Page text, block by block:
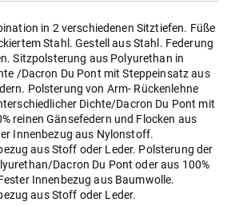
in 2 verschiedenen Sitztiefen. Füße
Stahl. Gestell aus Stahl. Federung
Sitzpolsterung aus Polyurethan in
/Dacron Du Pont mit Steppeinsatz aus
Polsterung von Arm- Rückenlehne
Dichte/Dacron Du Pont mit
reinen Gänsefedern und Flocken aus
Innenbezug aus Nylonstoff.
aus Stoff oder Leder. Polsterung der
Dacron Du Pont oder aus 100%
Innenbezug aus Baumwolle.
aus Stoff oder Leder.